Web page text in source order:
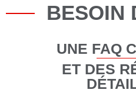
BESOIN
UNE FAQ
ET DES